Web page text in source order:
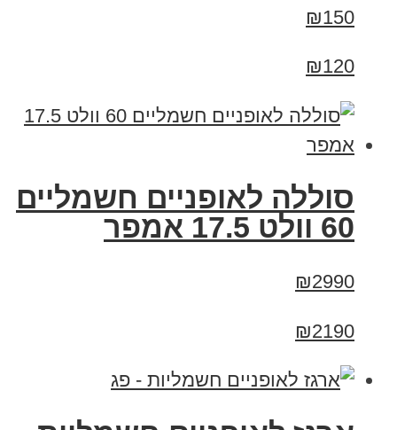
₪150
₪120
סוללה לאופניים חשמליים
60 וולט 17.5 אמפר
₪2990
₪2190